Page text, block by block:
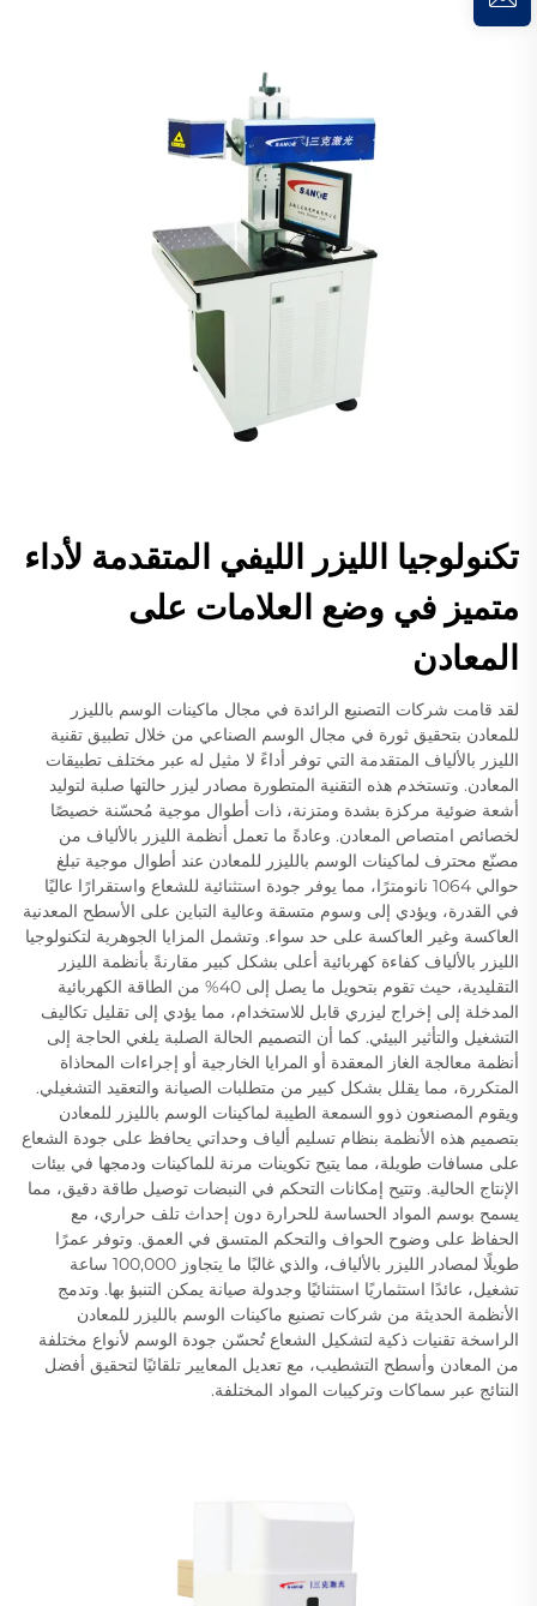
تكنولوجيا الليزر الليفي المتقدمة لأداء
متميز في وضع العلامات على
المعادن
لقد قامت شركات التصنيع الرائدة في مجال ماكينات الوسم بالليزر
للمعادن بتحقيق ثورة في مجال الوسم الصناعي من خلال تطبيق تقنية
الليزر بالألياف المتقدمة التي توفر أداءً لا مثيل له عبر مختلف تطبيقات
المعادن. وتستخدم هذه التقنية المتطورة مصادر ليزر حالتها صلبة لتوليد
أشعة ضوئية مركزة بشدة ومتزنة، ذات أطوال موجية مُحسّنة خصيصًا
لخصائص امتصاص المعادن. وعادةً ما تعمل أنظمة الليزر بالألياف من
مصنّع محترف لماكينات الوسم بالليزر للمعادن عند أطوال موجية تبلغ
حوالي 1064 نانومترًا، مما يوفر جودة استثنائية للشعاع واستقرارًا عاليًا
في القدرة، ويؤدي إلى وسوم متسقة وعالية التباين على الأسطح المعدنية
العاكسة وغير العاكسة على حد سواء. وتشمل المزايا الجوهرية لتكنولوجيا
الليزر بالألياف كفاءة كهربائية أعلى بشكل كبير مقارنةً بأنظمة الليزر
التقليدية، حيث تقوم بتحويل ما يصل إلى 40% من الطاقة الكهربائية
المدخلة إلى إخراج ليزري قابل للاستخدام، مما يؤدي إلى تقليل تكاليف
التشغيل والتأثير البيئي. كما أن التصميم الحالة الصلبة يلغي الحاجة إلى
أنظمة معالجة الغاز المعقدة أو المرايا الخارجية أو إجراءات المحاذاة
المتكررة، مما يقلل بشكل كبير من متطلبات الصيانة والتعقيد التشغيلي.
ويقوم المصنعون ذوو السمعة الطيبة لماكينات الوسم بالليزر للمعادن
بتصميم هذه الأنظمة بنظام تسليم ألياف وحداتي يحافظ على جودة الشعاع
على مسافات طويلة، مما يتيح تكوينات مرنة للماكينات ودمجها في بيئات
الإنتاج الحالية. وتتيح إمكانات التحكم في النبضات توصيل طاقة دقيق، مما
يسمح بوسم المواد الحساسة للحرارة دون إحداث تلف حراري، مع
الحفاظ على وضوح الحواف والتحكم المتسق في العمق. وتوفر عمرًا
طويلًا لمصادر الليزر بالألياف، والذي غالبًا ما يتجاوز 100,000 ساعة
تشغيل، عائدًا استثماريًا استثنائيًا وجدولة صيانة يمكن التنبؤ بها. وتدمج
الأنظمة الحديثة من شركات تصنيع ماكينات الوسم بالليزر للمعادن
الراسخة تقنيات ذكية لتشكيل الشعاع تُحسّن جودة الوسم لأنواع مختلفة
من المعادن وأسطح التشطيب، مع تعديل المعايير تلقائيًا لتحقيق أفضل
النتائج عبر سماكات وتركيبات المواد المختلفة.